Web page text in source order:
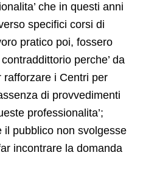
che in questi anni
specifici corsi di
pratico poi, fossero
perche’ da
rafforzare i Centri per
di provvedimenti
professionalita’;
il pubblico non svolgesse
incontrare la domanda